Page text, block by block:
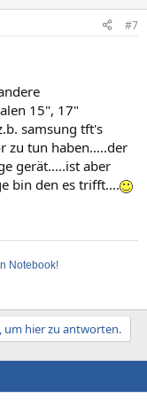
#7
15", 17"
samsung tft's
zu tun haben.....der
gerät.....ist aber
bin den es trifft....
Notebook!
um hier zu antworten.